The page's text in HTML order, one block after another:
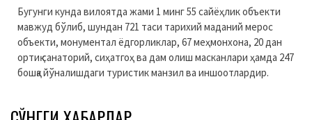
Бугунги кунда вилоятда жами 1 минг 55 сайёҳлик объекти
мавжуд бўлиб, шундан 721 таси тарихий маданий мерос
объекти, монументал ёдгорликлар, 67 меҳмонхона, 20 дан
ортиқ санаторий, сиҳатгоҳ ва дам олиш масканлари ҳамда 247
бошқа йўналишдаги туристик манзил ва иншоотлардир.